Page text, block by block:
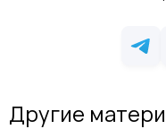
Другие